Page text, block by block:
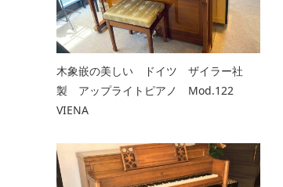
木象嵌の美しい ドイツ ザイラー社
製 アップライトピアノ Mod.122
VIENA